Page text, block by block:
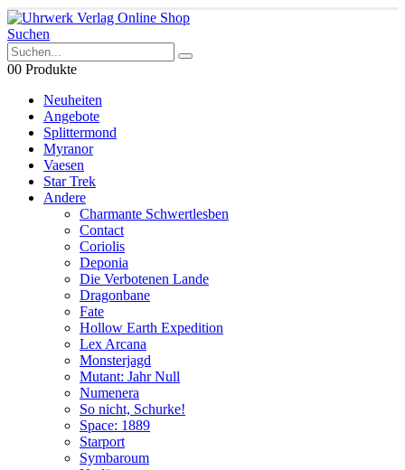
Suchen
00 Produkte
Neuheiten
Angebote
Splittermond
Myranor
Vaesen
Star Trek
Andere
Charmante Schwertlesben
Contact
Coriolis
Deponia
Die Verbotenen Lande
Dragonbane
Fate
Hollow Earth Expedition
Lex Arcana
Monsterjagd
Mutant: Jahr Null
Numenera
So nicht, Schurke!
Space: 1889
Starport
Symbaroum